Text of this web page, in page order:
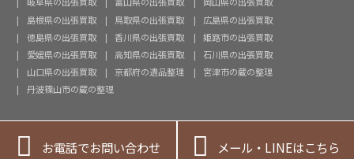
島根県の出張買取
鳥取県の出張買取
広島県の出張買取
徳島県の出張買取
香川県の出張買取
姫路市の出張買取
愛媛県の出張買取
高知県の出張買取
石川県の出張買取
山口県の出張買取
京都府の遺品整理
宮津市の蔵の整理
丹波篠山市の蔵の整理
 お電話でお問い合わせ  メール・LINEはこちら